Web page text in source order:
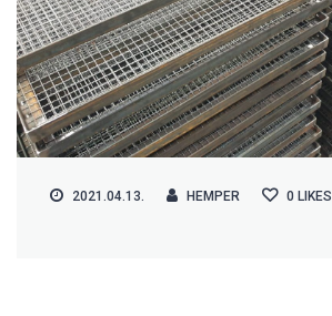
2021.04.13. HEMPER 0 LIKES